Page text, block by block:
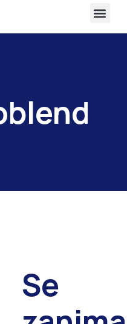
Se